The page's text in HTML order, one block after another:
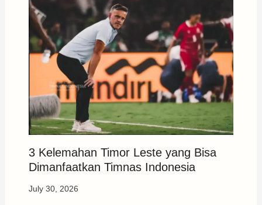
3 Kelemahan Timor Leste yang Bisa
Dimanfaatkan Timnas Indonesia
July 30, 2026